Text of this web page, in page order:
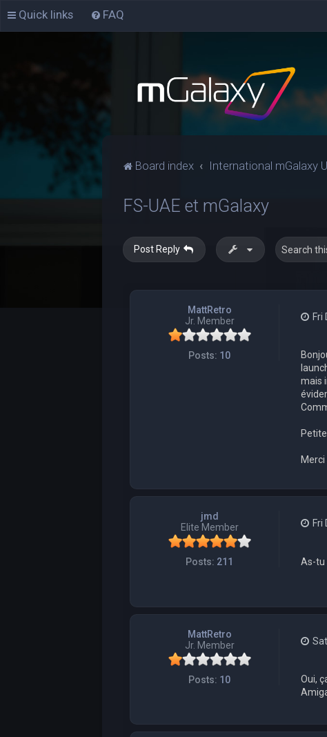
Quick links FAQ
Board index International mGalaxy
FS-UAE et mGalaxy
Post Reply
MattRetro
Jr. Member
Posts: 10
Fri
mais
Merci
jmd
Elite Member
Posts: 211
Fri
As-tu
MattRetro
Jr. Member
Posts: 10
Oui,